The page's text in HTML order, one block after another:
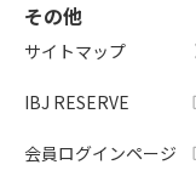
その他
サイトマップ
IBJ RESERVE
会員ログインページ